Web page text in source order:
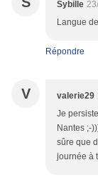
Sybille
Langue
Répondre
V valerie29
Je
Nantes ;-
sûre que
journée à